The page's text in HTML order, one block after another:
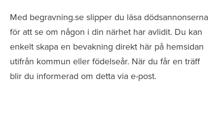
Med begravning.se slipper du läsa dödsannonserna
för att se om någon i din närhet har avlidit. Du kan
enkelt skapa en bevakning direkt här på hemsidan
utifrån kommun eller födelseår. När du får en träff
blir du informerad om detta via e-post.